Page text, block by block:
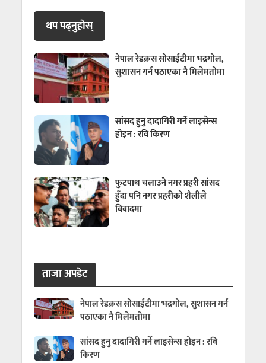
थप पढ्नुहाेस्
नेपाल रेडक्रस सोसाईटीमा भद्रगोल,
सुशासन गर्न पठाएका नै मिलेमतोमा
सांसद हुनु दादागिरी गर्ने लाइसेन्स
होइन : रवि किरण
फुटपाथ चलाउने नगर प्रहरी सांसद
हुँदा पनि नगर प्रहरीको शैलीले
विवादमा
ताजा अपडेट
नेपाल रेडक्रस सोसाईटीमा भद्रगोल, सुशासन गर्न
पठाएका नै मिलेमतोमा
सांसद हुनु दादागिरी गर्ने लाइसेन्स होइन : रवि
किरण